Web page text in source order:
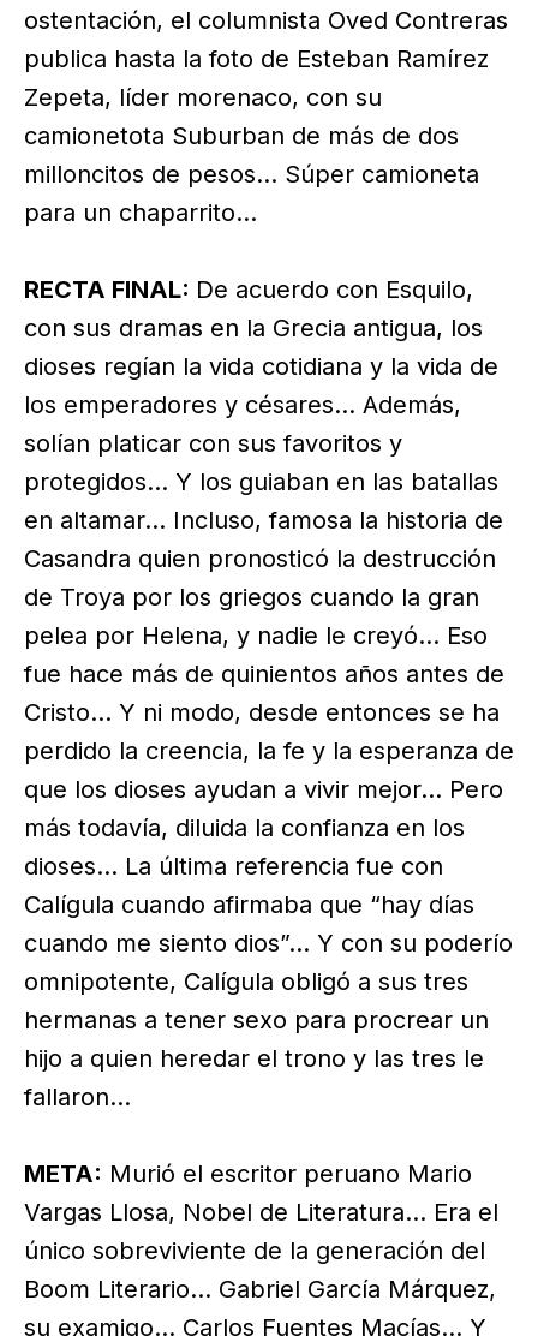
ostentación, el columnista Oved Contreras
publica hasta la foto de Esteban Ramírez
Zepeta, líder morenaco, con su
camionetota Suburban de más de dos
milloncitos de pesos… Súper camioneta
para un chaparrito…
RECTA FINAL: De acuerdo con Esquilo,
con sus dramas en la Grecia antigua, los
dioses regían la vida cotidiana y la vida de
los emperadores y césares… Además,
solían platicar con sus favoritos y
protegidos… Y los guiaban en las batallas
en altamar… Incluso, famosa la historia de
Casandra quien pronosticó la destrucción
de Troya por los griegos cuando la gran
pelea por Helena, y nadie le creyó… Eso
fue hace más de quinientos años antes de
Cristo… Y ni modo, desde entonces se ha
perdido la creencia, la fe y la esperanza de
que los dioses ayudan a vivir mejor… Pero
más todavía, diluida la confianza en los
dioses… La última referencia fue con
Calígula cuando afirmaba que “hay días
cuando me siento dios”… Y con su poderío
omnipotente, Calígula obligó a sus tres
hermanas a tener sexo para procrear un
hijo a quien heredar el trono y las tres le
fallaron…
META: Murió el escritor peruano Mario
Vargas Llosa, Nobel de Literatura… Era el
único sobreviviente de la generación del
Boom Literario… Gabriel García Márquez,
su examigo… Carlos Fuentes Macías… Y